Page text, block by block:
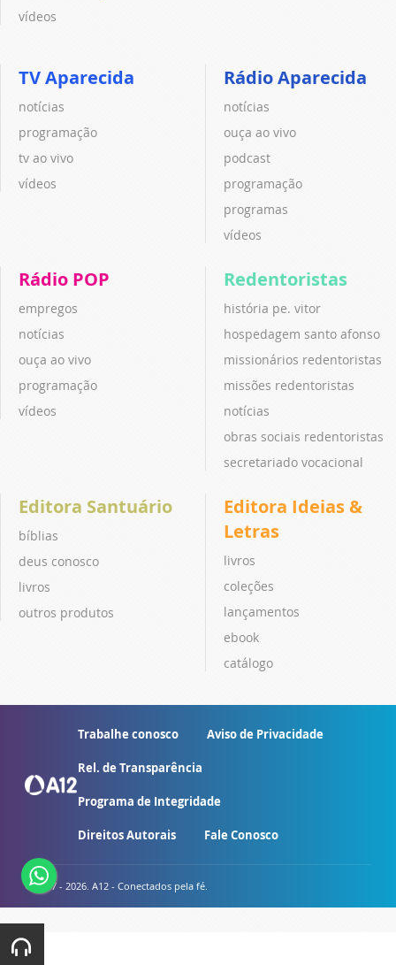
vídeos
TV Aparecida
notícias
programação
tv ao vivo
vídeos
Rádio Aparecida
notícias
ouça ao vivo
podcast
programação
programas
vídeos
Rádio POP
empregos
notícias
ouça ao vivo
programação
vídeos
Redentoristas
história pe. vitor
hospedagem santo afonso
missionários redentoristas
missões redentoristas
notícias
obras sociais redentoristas
secretariado vocacional
Editora Santuário
bíblias
deus conosco
livros
outros produtos
Editora Ideias &
Letras
livros
coleções
lançamentos
ebook
catálogo
Trabalhe conosco Aviso de Privacidade
Rel. de Transparência
Programa de Integridade
Direitos Autorais Fale Conosco
© 2007 - 2026. A12 - Conectados pela fé.